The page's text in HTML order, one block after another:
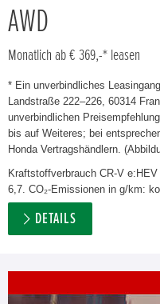
AWD
Monatlich ab € 369,-* leasen
* Ein unverbindliches
Landstraße 222–226, 60314
unverbindlichen
bis auf Weiteres; bei
Honda Vertragshändlern.
Kraftstoffverbrauch CR-V
6,7. CO₂-Emissionen in g/km:
DETAILS